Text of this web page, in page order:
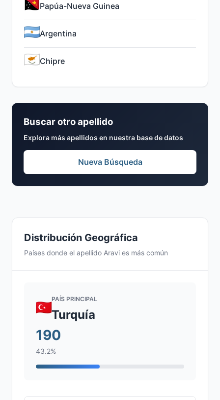
Distribución Geográfica
Países donde el apellido Aravi es más común
PAÍS PRINCIPAL
Turquía
190
43.2%
Papúa-Nueva Guinea
Argentina
Chipre
Buscar otro apellido
Explora más apellidos en nuestra base de datos
Nueva Búsqueda